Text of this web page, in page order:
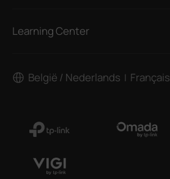
Learning Center
België / Nederlands | Français